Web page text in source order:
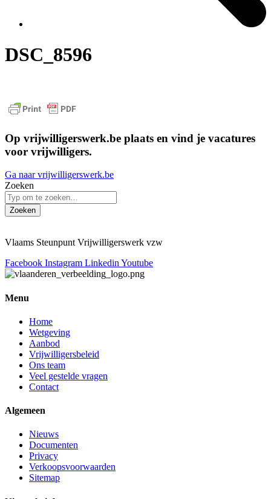
DSC_8596
Op vrijwilligerswerk.be plaats en vind je vacatures
voor vrijwilligers.
Ga naar vrijwilligerswerk.be
Zoeken
Zoeken
Vlaams Steunpunt Vrijwilligerswerk vzw
Facebook Instagram Linkedin Youtube
Menu
Home
Wetgeving
Aanbod
Vrijwilligersbeleid
Ons team
Veel gestelde vragen
Contact
Algemeen
Nieuws
Documenten
Privacy
Verkoopsvoorwaarden
Sitemap